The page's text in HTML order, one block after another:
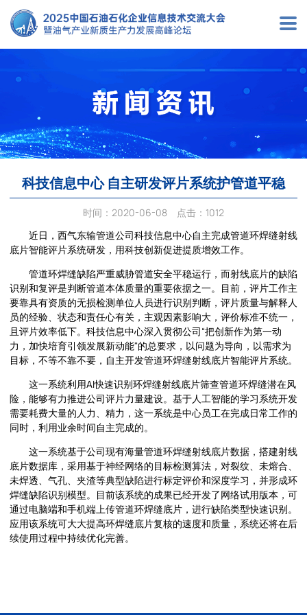
关
大
议
征
投
参
会
注
展
科技信息中心 自主研发评片系统护管道平稳
时间： 2020-06-08
点击：1012
近日，西气东输管道公司科技信息中心自主完成管道环焊缝射线
底片智能评片系统研发，用科技创新促进提质增效工作。
管道环焊缝缺陷严重威胁管道安全平稳运行，而射线底片的缺陷
识别和复评是判断管道本体质量的重要依据之一。目前，评片工作主
要靠具有资质的无损检测单位人员进行识别判断，评片质量与解释人
员的经验、状态和责任心有关，主观因素影响大，评价标准不统一，
且评片效率低下。科技信息中心深入贯彻公司“把创新作为第一动
力，加快培育引领发展新动能"的总要求，以问题为导向，以需求为
目标，不等不靠不要，自主开发管道环焊缝射线底片智能评片系统。
这一系统利用AI快速识别环焊缝射线底片筛查管道环焊缝潜在风
险，能够有力推进公司评片力量建设。基于人工智能的学习系统开发
需要耗费大量的人力、精力，这一系统是中心员工在完成日常工作的
同时，利用业余时间自主完成的。
这一系统基于公司现有海量管道环焊缝射线底片数据，搭建射线
底片数据库，采用基于神经网络的目标检测算法，对裂纹、未熔合、
未焊透、气孔、夹渣等典型缺陷进行标定评价和深度学习，并形成环
焊缝缺陷识别模型。目前该系统的成果已经开发了网络试用版本，可
通过电脑端和手机端上传管道环焊缝底片，进行缺陷类型快速识别。
应用该系统可大大提高环焊缝底片复核的速度和质量，系统还将在后
续使用过程中持续优化完善。